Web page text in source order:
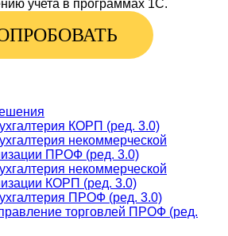
учета в программах 1С.
КОРП (ред. 3.0)
некоммерческой
ПРОФ (ред. 3.0)
некоммерческой
КОРП (ред. 3.0)
ПРОФ (ред. 3.0)
торговлей ПРОФ (ред.